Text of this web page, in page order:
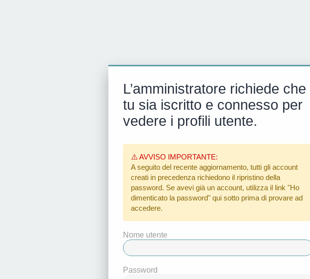
L’amministratore richiede che
tu sia iscritto e connesso per
vedere i profili utente.
⚠️ AVVISO IMPORTANTE:
A seguito del recente aggiornamento, tutti gli account
creati in precedenza richiedono il ripristino della
password. Se avevi già un account, utilizza il link "Ho
dimenticato la password" qui sotto prima di provare ad
accedere.
Nome utente
Password